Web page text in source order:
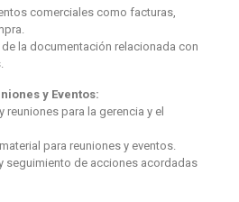
comerciales como facturas,
la documentación relacionada con
y Eventos:
para la gerencia y el
para reuniones y eventos.
seguimiento de acciones acordadas